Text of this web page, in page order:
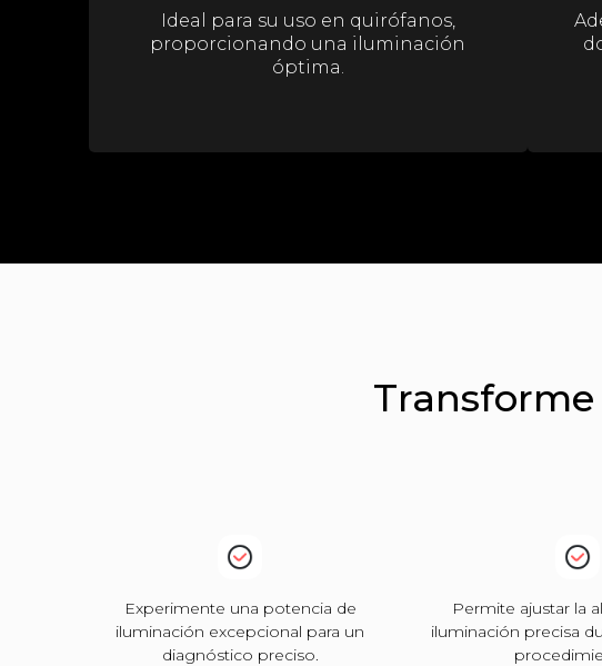
Ideal para su uso en quirófanos,
proporcionando una iluminación
óptima.
Experimente una potencia de
iluminación excepcional para un
diagnóstico preciso.
Permite ajustar la
iluminación precisa